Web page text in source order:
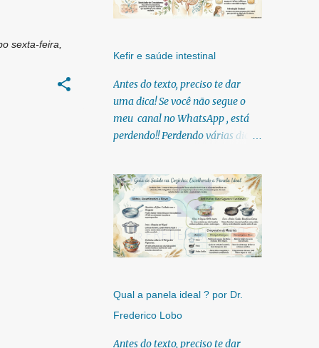
sexta-feira,
Kefir e saúde intestinal
Antes do texto, preciso te dar
uma dica! Se você não segue o
meu canal no WhatsApp , está
perdendo!! Perdendo várias dicas,
infográficos, o link para
download dos meus e-books.
Para acessar clique no link:
https://whatsapp.com/channel/0
029Vb6U4AqKgsNzkBhubA40
diretos e práticos sobre saúde,
baseadas em ciência de verdade,
Qual a panela ideal ? por Dr.
Frederico Lobo
Antes do texto, preciso te dar